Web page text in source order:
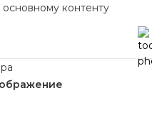
контенту